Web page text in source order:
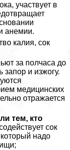
участвует в
анемии.
калия, сок
за полчаса до
и изжогу.
медицинских
отражается
тем, кто
сок
надо